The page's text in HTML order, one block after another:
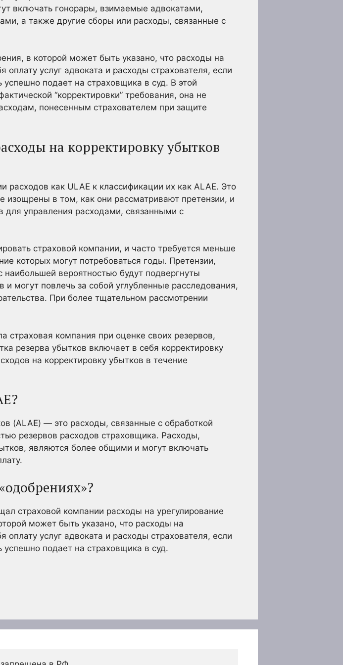
включать гонорары, взимаемые адвокатами,
а также другие сборы или расходы, связанные с
в которой может быть указано, что расходы на
услуг адвоката и расходы страхователя, если
подает на страховщика в суд. В этой
“корректировки” требования, она не
понесенным страхователем при защите
на корректировку убытков
как ULAE к классификации их как ALAE. Это
изощрены в том, как они рассматривают претензии, и
управления расходами, связанными с
страховой компании, и часто требуется меньше
которых могут потребоваться годы. Претензии,
вероятностью будут подвергнуты
могут повлечь за собой углубленные расследования,
При более тщательном рассмотрении
страховая компания при оценке своих резервов,
резерва убытков включает в себя корректировку
на корректировку убытков в течение
(ALAE) — это расходы, связанные с обработкой
резервов расходов страховщика. Расходы,
являются более общими и могут включать
страховой компании расходы на урегулирование
может быть указано, что расходы на
услуг адвоката и расходы страхователя, если
успешно подает на страховщика в суд.